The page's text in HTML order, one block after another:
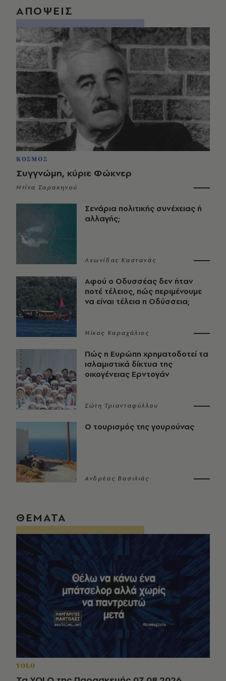
ΑΠΟΨΕΙΣ
ΚΟΣΜΟΣ
Συγγνώμη, κύριε Φώκνερ
Ντίνα Σαρακηνού
Σενάρια πολιτικής συνέχειας ή
αλλαγής;
Λεωνίδας Καστανάς
Αφού ο Οδυσσέας δεν ήταν
ποτέ τέλειος, πώς περιμένουμε
να είναι τέλεια η Οδύσσεια;
Νίκος Καραχάλιος
Πώς η Ευρώπη χρηματοδοτεί τα
ισλαμιστικά δίκτυα της
οικογένειας Ερντογάν
Σώτη Τριανταφύλλου
Ο τουρισμός της γουρούνας
Ανδρέας Βασιλιάς
ΘΕΜΑΤΑ
YOLO